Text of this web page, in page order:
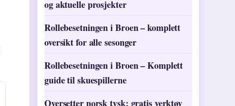
og aktuelle prosjekter
Rollebesetningen i Broen – komplett
oversikt for alle sesonger
Rollebesetningen i Broen – Komplett
guide til skuespillerne
Oversetter norsk tysk: gratis verktøy